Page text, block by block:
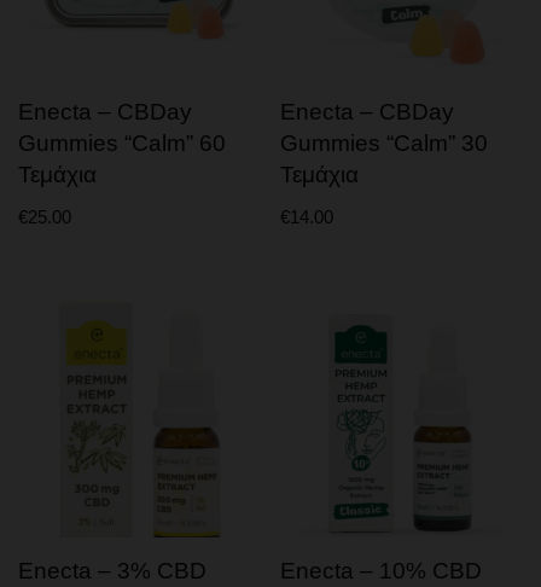
T9HC VAPE
T9HC CHARAS & MOONROCK
ΥΓΡΑ ΑΝΑΠΛΗΡΩΣΗΣ
CBD SOLID – CRYSTAL
ΚΑΤΟΙΚΙΔΙΑ
ΚΡΕΜΕΣ – ΑΛΟΙΦΕΣ
CBD BODY PATCHES
ΠΡΟΣΩΠΙΚΗ ΦΡΟΝΤΙΔΑ
ΒΡΩΣΙΜΑ – ΠΡΩΤΕΙΝΕΣ
Enecta – CBDay
Gummies “Calm” 60
Τεμάχια
€25.00
Enecta – CBDay
Gummies “Calm” 30
Τεμάχια
€14.00
Enecta – 3% CBD
Enecta – 10% CBD